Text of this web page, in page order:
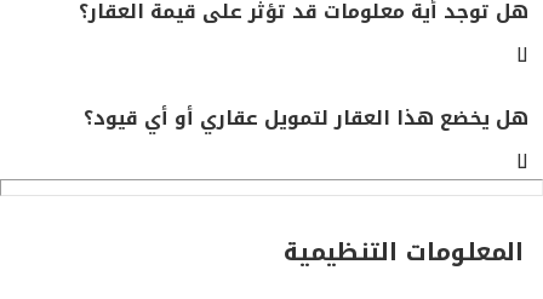
هل توجد أية معلومات قد تؤثر على قيمة العقار؟
لا
هل يخضع هذا العقار لتمويل عقاري أو أي قيود؟
لا
المعلومات التنظيمية